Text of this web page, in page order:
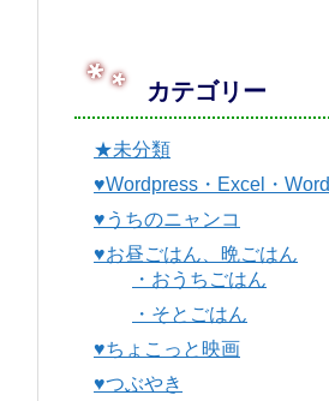
カテゴリー
★未分類
♥Wordpress・Excel・Word
♥うちのニャンコ
♥お昼ごはん、晩ごはん
・おうちごはん
・そとごはん
♥ちょこっと映画
♥つぶやき